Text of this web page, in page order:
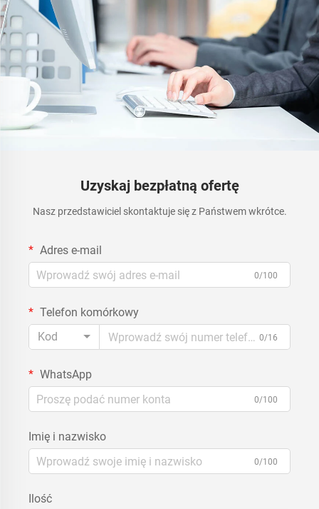
Uzyskaj bezpłatną ofertę
Nasz przedstawiciel skontaktuje się z Państwem wkrótce.
Adres e-mail
0/100
Telefon komórkowy
Kod
0/16
WhatsApp
0/100
Imię i nazwisko
0/100
Ilość